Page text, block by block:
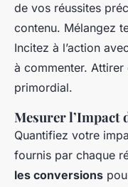
de vos réussites
contenu. Mélangez
Incitez à l’action
à commenter. Attirer
primordial.
Mesurer l’Impact
Quantifiez votre
fournis par chaque
les conversions